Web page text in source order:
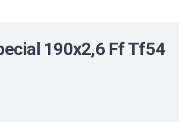
190x2,6 Ff Tf54